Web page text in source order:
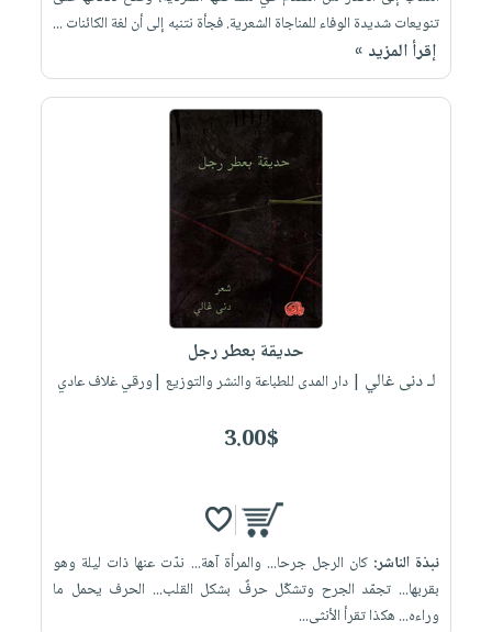
تنويعات شديدة الوفاء للمناجاة الشعرية. فجأة نتنبه إلى أن لغة الكائنات ...
إقرأ المزيد »
حديقة بعطر رجل
لـ دنى غالي | دار المدى للطباعة والنشر والتوزيع |ورقي غلاف عادي
3.00$
نبذة الناشر:كان الرجل جرحا... والمرأة آهة... ندّت عنها ذات ليلة وهو
بقربها... تجمّد الجرح وتشكّل حرفٌ بشكل القلب... الحرف يحمل ما
وراءه... هكذا تقرأ الأنثى...